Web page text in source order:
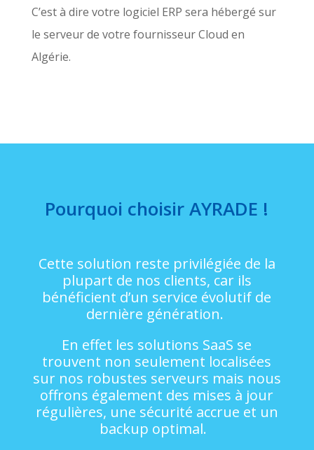
C’est à dire votre logiciel ERP sera hébergé sur
le serveur de votre fournisseur Cloud en
Algérie.
Pourquoi choisir AYRADE !
Cette solution reste privilégiée de la
plupart de nos clients, car ils
bénéficient d’un service évolutif de
dernière génération.
En effet les solutions SaaS se
trouvent non seulement localisées
sur nos robustes serveurs mais nous
offrons également des mises à jour
régulières, une sécurité accrue et un
backup optimal.